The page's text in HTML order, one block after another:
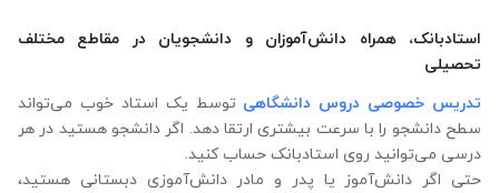
استادبانک، همراه دانش‌آموزان و دانشجویان در مقاطع مختلف
تحصیلی
تدریس خصوصی دروس دانشگاهیتوسط یک استاد خوب می‌تواند
سطح دانشجو را با سرعت بیشتری ارتقا دهد. اگر دانشجو هستید در هر
درسی می‌توانید روی استادبانک حساب کنید.
حتی اگر دانش‌آموز یا پدر و مادر دانش‌آموزی دبستانی هستید،